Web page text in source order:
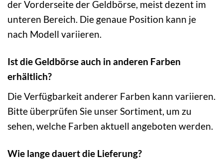
der Vorderseite der Geldbörse, meist dezent im
unteren Bereich. Die genaue Position kann je
nach Modell variieren.
Ist die Geldbörse auch in anderen Farben
erhältlich?
Die Verfügbarkeit anderer Farben kann variieren.
Bitte überprüfen Sie unser Sortiment, um zu
sehen, welche Farben aktuell angeboten werden.
Wie lange dauert die Lieferung?